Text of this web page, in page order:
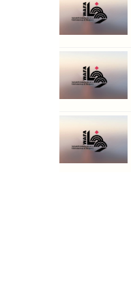
لحم
برك سلي ...
مخيم قل ...